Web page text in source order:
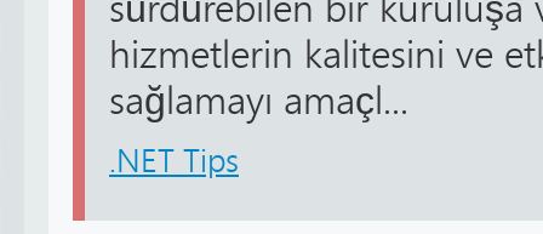
hizmetlerin kalitesini ve
sağlamayı amaçl...
.NET Tips